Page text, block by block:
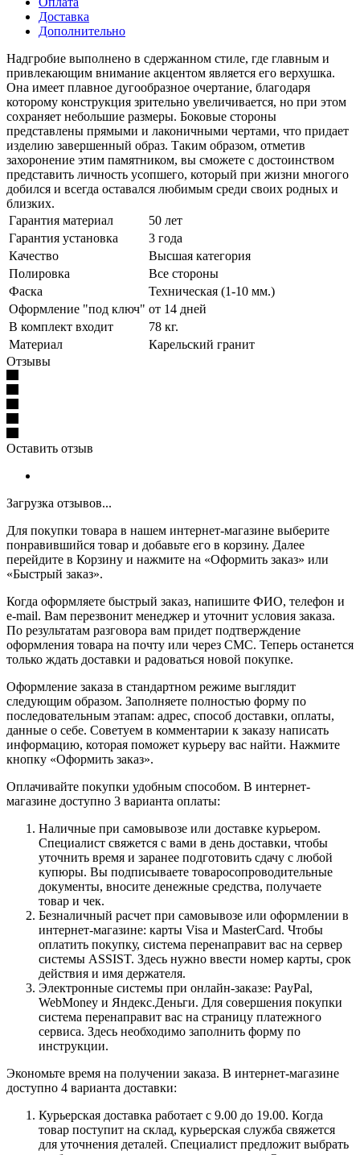
Доставка
Дополнительно
Надгробие выполнено в сдержанном стиле, где главным и
привлекающим внимание акцентом является его верхушка.
Она имеет плавное дугообразное очертание, благодаря
которому конструкция зрительно увеличивается, но при этом
сохраняет небольшие размеры. Боковые стороны
представлены прямыми и лаконичными чертами, что придает
изделию завершенный образ. Таким образом, отметив
захоронение этим памятником, вы сможете с достоинством
представить личность усопшего, который при жизни многого
добился и всегда оставался любимым среди своих родных и
близких.
Гарантия материал
50 лет
Гарантия установка
3 года
Качество
Высшая категория
Полировка
Все стороны
Фаска
Техническая (1-10 мм.)
Оформление "под ключ" от 14 дней
В комплект входит
78 кг.
Материал
Карельский гранит
Отзывы
Оставить отзыв
Загрузка отзывов...
Для покупки товара в нашем интернет-магазине выберите
понравившийся товар и добавьте его в корзину. Далее
перейдите в Корзину и нажмите на «Оформить заказ» или
«Быстрый заказ».
Когда оформляете быстрый заказ, напишите ФИО, телефон и
e-mail. Вам перезвонит менеджер и уточнит условия заказа.
По результатам разговора вам придет подтверждение
оформления товара на почту или через СМС. Теперь останется
только ждать доставки и радоваться новой покупке.
Оформление заказа в стандартном режиме выглядит
следующим образом. Заполняете полностью форму по
последовательным этапам: адрес, способ доставки, оплаты,
данные о себе. Советуем в комментарии к заказу написать
информацию, которая поможет курьеру вас найти. Нажмите
кнопку «Оформить заказ».
Оплачивайте покупки удобным способом. В интернет-
магазине доступно 3 варианта оплаты:
Наличные при самовывозе или доставке курьером.
Специалист свяжется с вами в день доставки, чтобы
уточнить время и заранее подготовить сдачу с любой
купюры. Вы подписываете товаросопроводительные
документы, вносите денежные средства, получаете
товар и чек.
Безналичный расчет при самовывозе или оформлении в
интернет-магазине: карты Visa и MasterCard. Чтобы
оплатить покупку, система перенаправит вас на сервер
системы ASSIST. Здесь нужно ввести номер карты, срок
действия и имя держателя.
Электронные системы при онлайн-заказе: PayPal,
WebMoney и Яндекс.Деньги. Для совершения покупки
система перенаправит вас на страницу платежного
сервиса. Здесь необходимо заполнить форму по
инструкции.
Экономьте время на получении заказа. В интернет-магазине
доступно 4 варианта доставки:
Курьерская доставка работает с 9.00 до 19.00. Когда
товар поступит на склад, курьерская служба свяжется
для уточнения деталей. Специалист предложит выбрать